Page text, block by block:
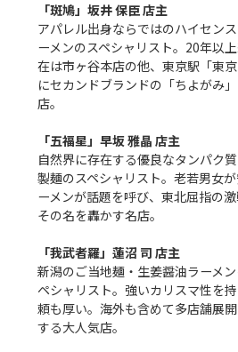
「斑鳩」坂井 保臣 店主
アパレル出身ならではのハイセン
ーメンのスペシャリスト。20年以
在は市ヶ谷本店の他、東京駅「東京
にセカンドブランドの「ちよがみ
店。
「五福星」早坂 雅晶 店主
自然界に存在する優良なタンパク
製麺のスペシャリスト。老若男女
ーメンが話題を呼び、東北屈指の
その名を轟かす名店。
「我武者羅」蓮沼 司 店主
新潟のご当地麺・生姜醤油ラーメ
ペシャリスト。強いカリスマ性を
頼も厚い。海外も含めて多店舗展
する大人気店。